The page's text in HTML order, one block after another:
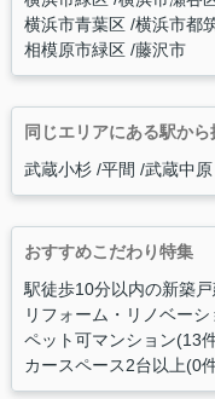
横浜市青葉区 横浜市都
相模原市緑区 藤沢市
同じエリアにある駅から
武蔵小杉 平間 武蔵中原
おすすめこだわり特集
駅徒歩10分以内の新築
リフォーム・リノベー
ペット可マンション(13
カースペース2台以上(0